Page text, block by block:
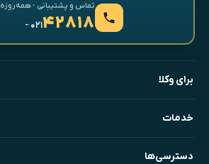
تماس و پشتیبانی · همه‌روزه ۸ تا ۲۴
۴۲۸۱۸- ۰۲۱
برای وکلا
خدمات
دسترسی‌ها